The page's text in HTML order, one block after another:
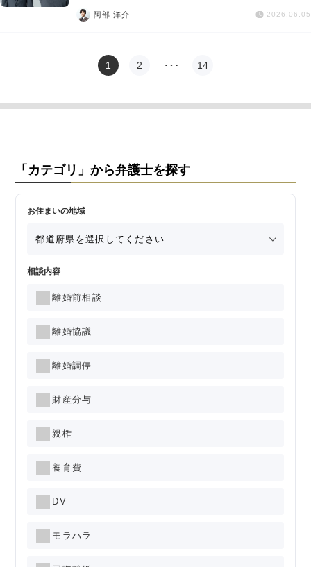
阿部 洋介 2026.06.05
1 2 … 14
「カテゴリ」から弁護士を探す
お住まいの地域
相談内容
離婚前相談
離婚協議
離婚調停
財産分与
親権
養育費
DV
モラハラ